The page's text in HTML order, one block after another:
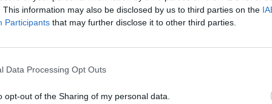
This information may also be disclosed by us to third parties on the
Participants that may further disclose it to other third parties.
Data Processing Opt Outs
opt-out of the Sharing of my personal data.
SC Farense Futsal Feminino, foi a melhor em campo na final da